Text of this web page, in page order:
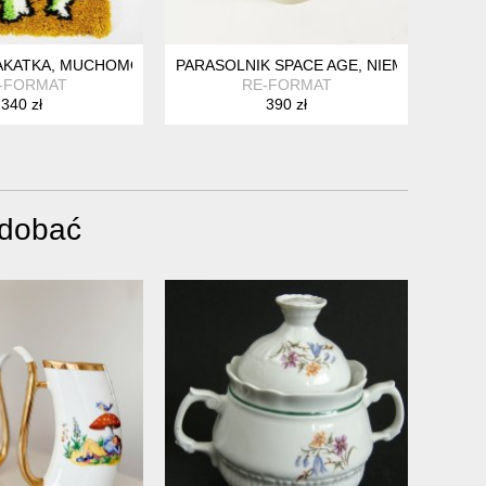
DANIA LATA 70.
MUCHOMORY, WIELKA BRYTANIA, LATA 70.
340 zł
PARASOLNIK SPACE AGE, NIEMCY, LATA
RE-FORMAT
390 zł